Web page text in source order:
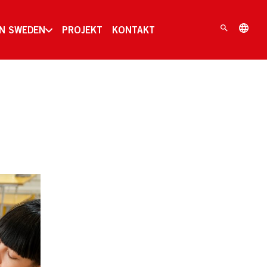
SWEDEN PROJEKT KONTAKT